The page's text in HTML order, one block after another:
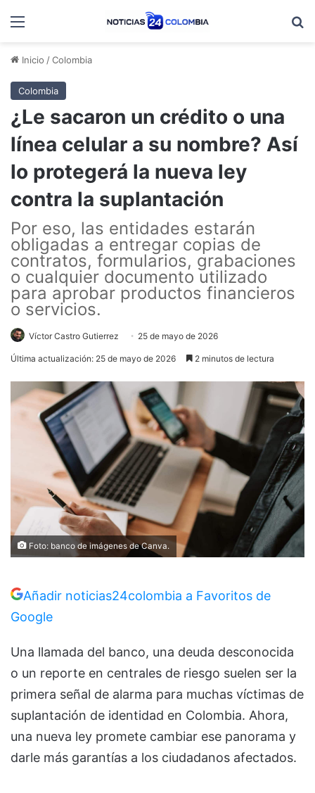
Menú
Inicio /Colombia
Colombia
¿Le sacaron un crédito o una
línea celular a su nombre? Así
lo protegerá la nueva ley
contra la suplantación
Por eso, las entidades estarán
obligadas a entregar copias de
contratos, formularios, grabaciones
o cualquier documento utilizado
para aprobar productos financieros
o servicios.
Víctor Castro Gutierrez 25 de mayo de 2026
Última actualización: 25 de mayo de 2026 2 minutos de lectura
Foto: banco de imágenes de Canva.
Añadir noticias24colombia a Favoritos de
Google
Una llamada del banco, una deuda desconocida
o un reporte en centrales de riesgo suelen ser la
primera señal de alarma para muchas víctimas de
suplantación de identidad en Colombia. Ahora,
una nueva ley promete cambiar ese panorama y
darle más garantías a los ciudadanos afectados.